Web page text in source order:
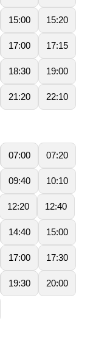
15:00 15:20
17:00 17:15
18:30 19:00
21:20 22:10
07:00 07:20
09:40 10:10
12:20 12:40
14:40 15:00
17:00 17:30
19:30 20:00